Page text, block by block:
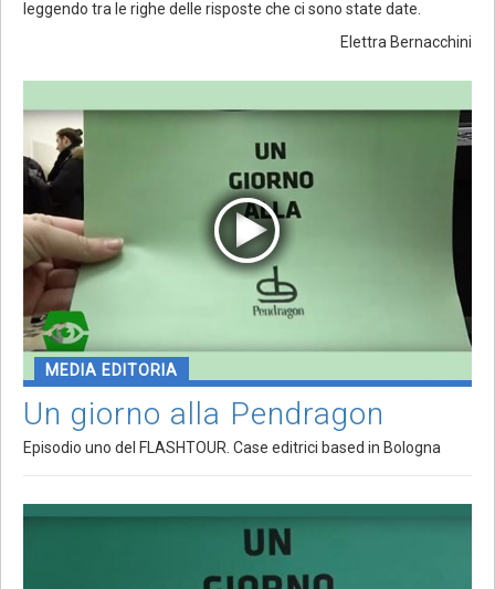
leggendo tra le righe delle risposte che ci sono state date.
Elettra Bernacchini
MEDIA EDITORIA
Un giorno alla Pendragon
Episodio uno del FLASHTOUR. Case editrici based in Bologna